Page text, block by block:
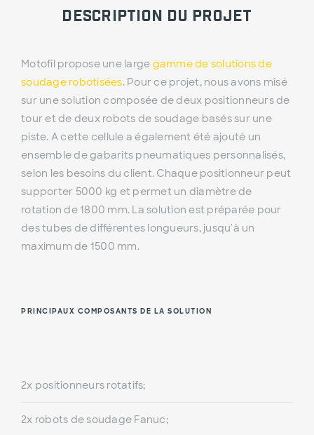
DESCRIPTION DU PROJET
Motofil propose une large gamme de solutions de
soudage robotisées. Pour ce projet, nous avons misé
sur une solution composée de deux positionneurs de
tour et de deux robots de soudage basés sur une
piste. A cette cellule a également été ajouté un
ensemble de gabarits pneumatiques personnalisés,
selon les besoins du client. Chaque positionneur peut
supporter 5000 kg et permet un diamètre de
rotation de 1800 mm. La solution est préparée pour
des tubes de différentes longueurs, jusqu'à un
maximum de 1500 mm.
PRINCIPAUX COMPOSANTS DE LA SOLUTION
2x positionneurs rotatifs;
2x robots de soudage Fanuc;